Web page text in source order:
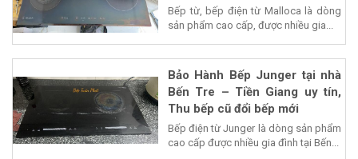
Bếp từ, bếp điện từ Malloca là dòng
sản phẩm cao cấp, được nhiều gia...
Bảo Hành Bếp Junger tại nhà
Bến Tre – Tiền Giang uy tín,
Thu bếp cũ đổi bếp mới
Bếp điện từ Junger là dòng sản phẩm
cao cấp được nhiều gia đình tại Bến...